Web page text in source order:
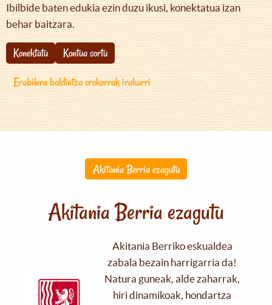
Ibilbide baten edukia ezin duzu ikusi, konektatua izan
behar baitzara.
Konektatu
Kontua sortu
Erabilera baldintza orokorrak irakurri
Akitania Berria ezagutu
Akitania Berria ezagutu
Akitania Berriko eskualdea
zabala bezain harrigarria da!
Natura guneak, alde zaharrak,
hiri dinamikoak, hondartza